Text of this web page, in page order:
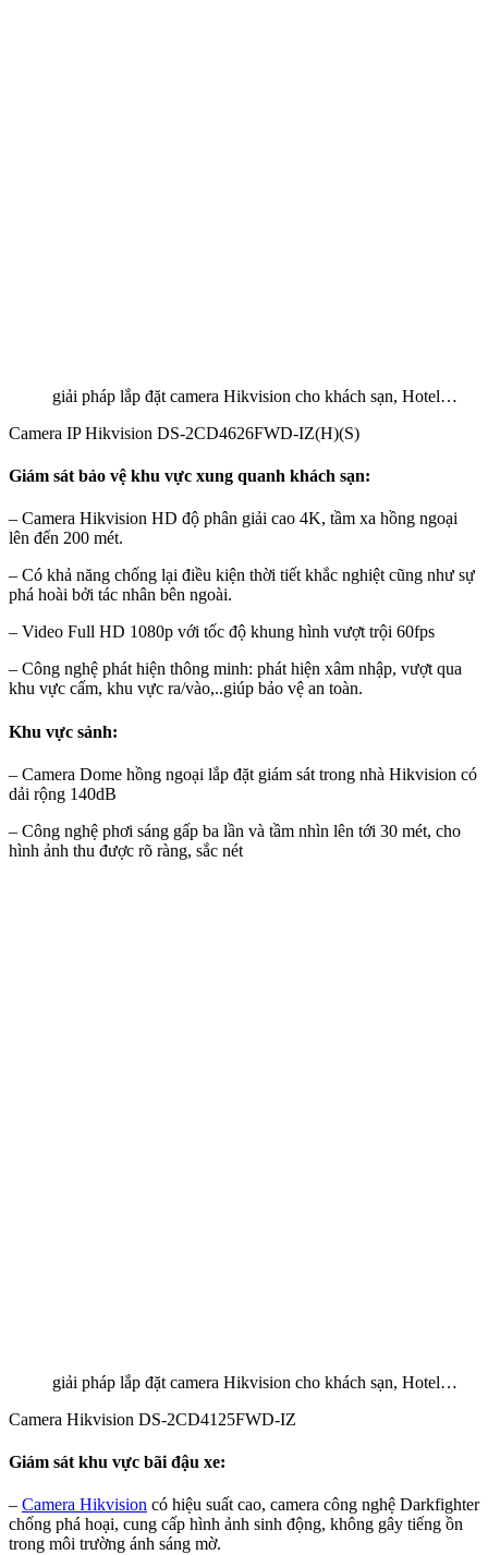
giải pháp lắp đặt camera Hikvision cho khách sạn, Hotel…
Camera IP Hikvision DS-2CD4626FWD-IZ(H)(S)
Giám sát bảo vệ khu vực xung quanh khách sạn:
– Camera Hikvision HD độ phân giải cao 4K, tầm xa hồng ngoại
lên đến 200 mét.
– Có khả năng chống lại điều kiện thời tiết khắc nghiệt cũng như sự
phá hoài bởi tác nhân bên ngoài.
– Video Full HD 1080p với tốc độ khung hình vượt trội 60fps
– Công nghệ phát hiện thông minh: phát hiện xâm nhập, vượt qua
khu vực cấm, khu vực ra/vào,..giúp bảo vệ an toàn.
Khu vực sảnh:
– Camera Dome hồng ngoại lắp đặt giám sát trong nhà Hikvision có
dải rộng 140dB
– Công nghệ phơi sáng gấp ba lần và tầm nhìn lên tới 30 mét, cho
hình ảnh thu được rõ ràng, sắc nét
giải pháp lắp đặt camera Hikvision cho khách sạn, Hotel…
Camera Hikvision DS-2CD4125FWD-IZ
Giám sát khu vực bãi đậu xe:
– Camera Hikvision có hiệu suất cao, camera công nghệ Darkfighter
chống phá hoại, cung cấp hình ảnh sinh động, không gây tiếng ồn
trong môi trường ánh sáng mờ.